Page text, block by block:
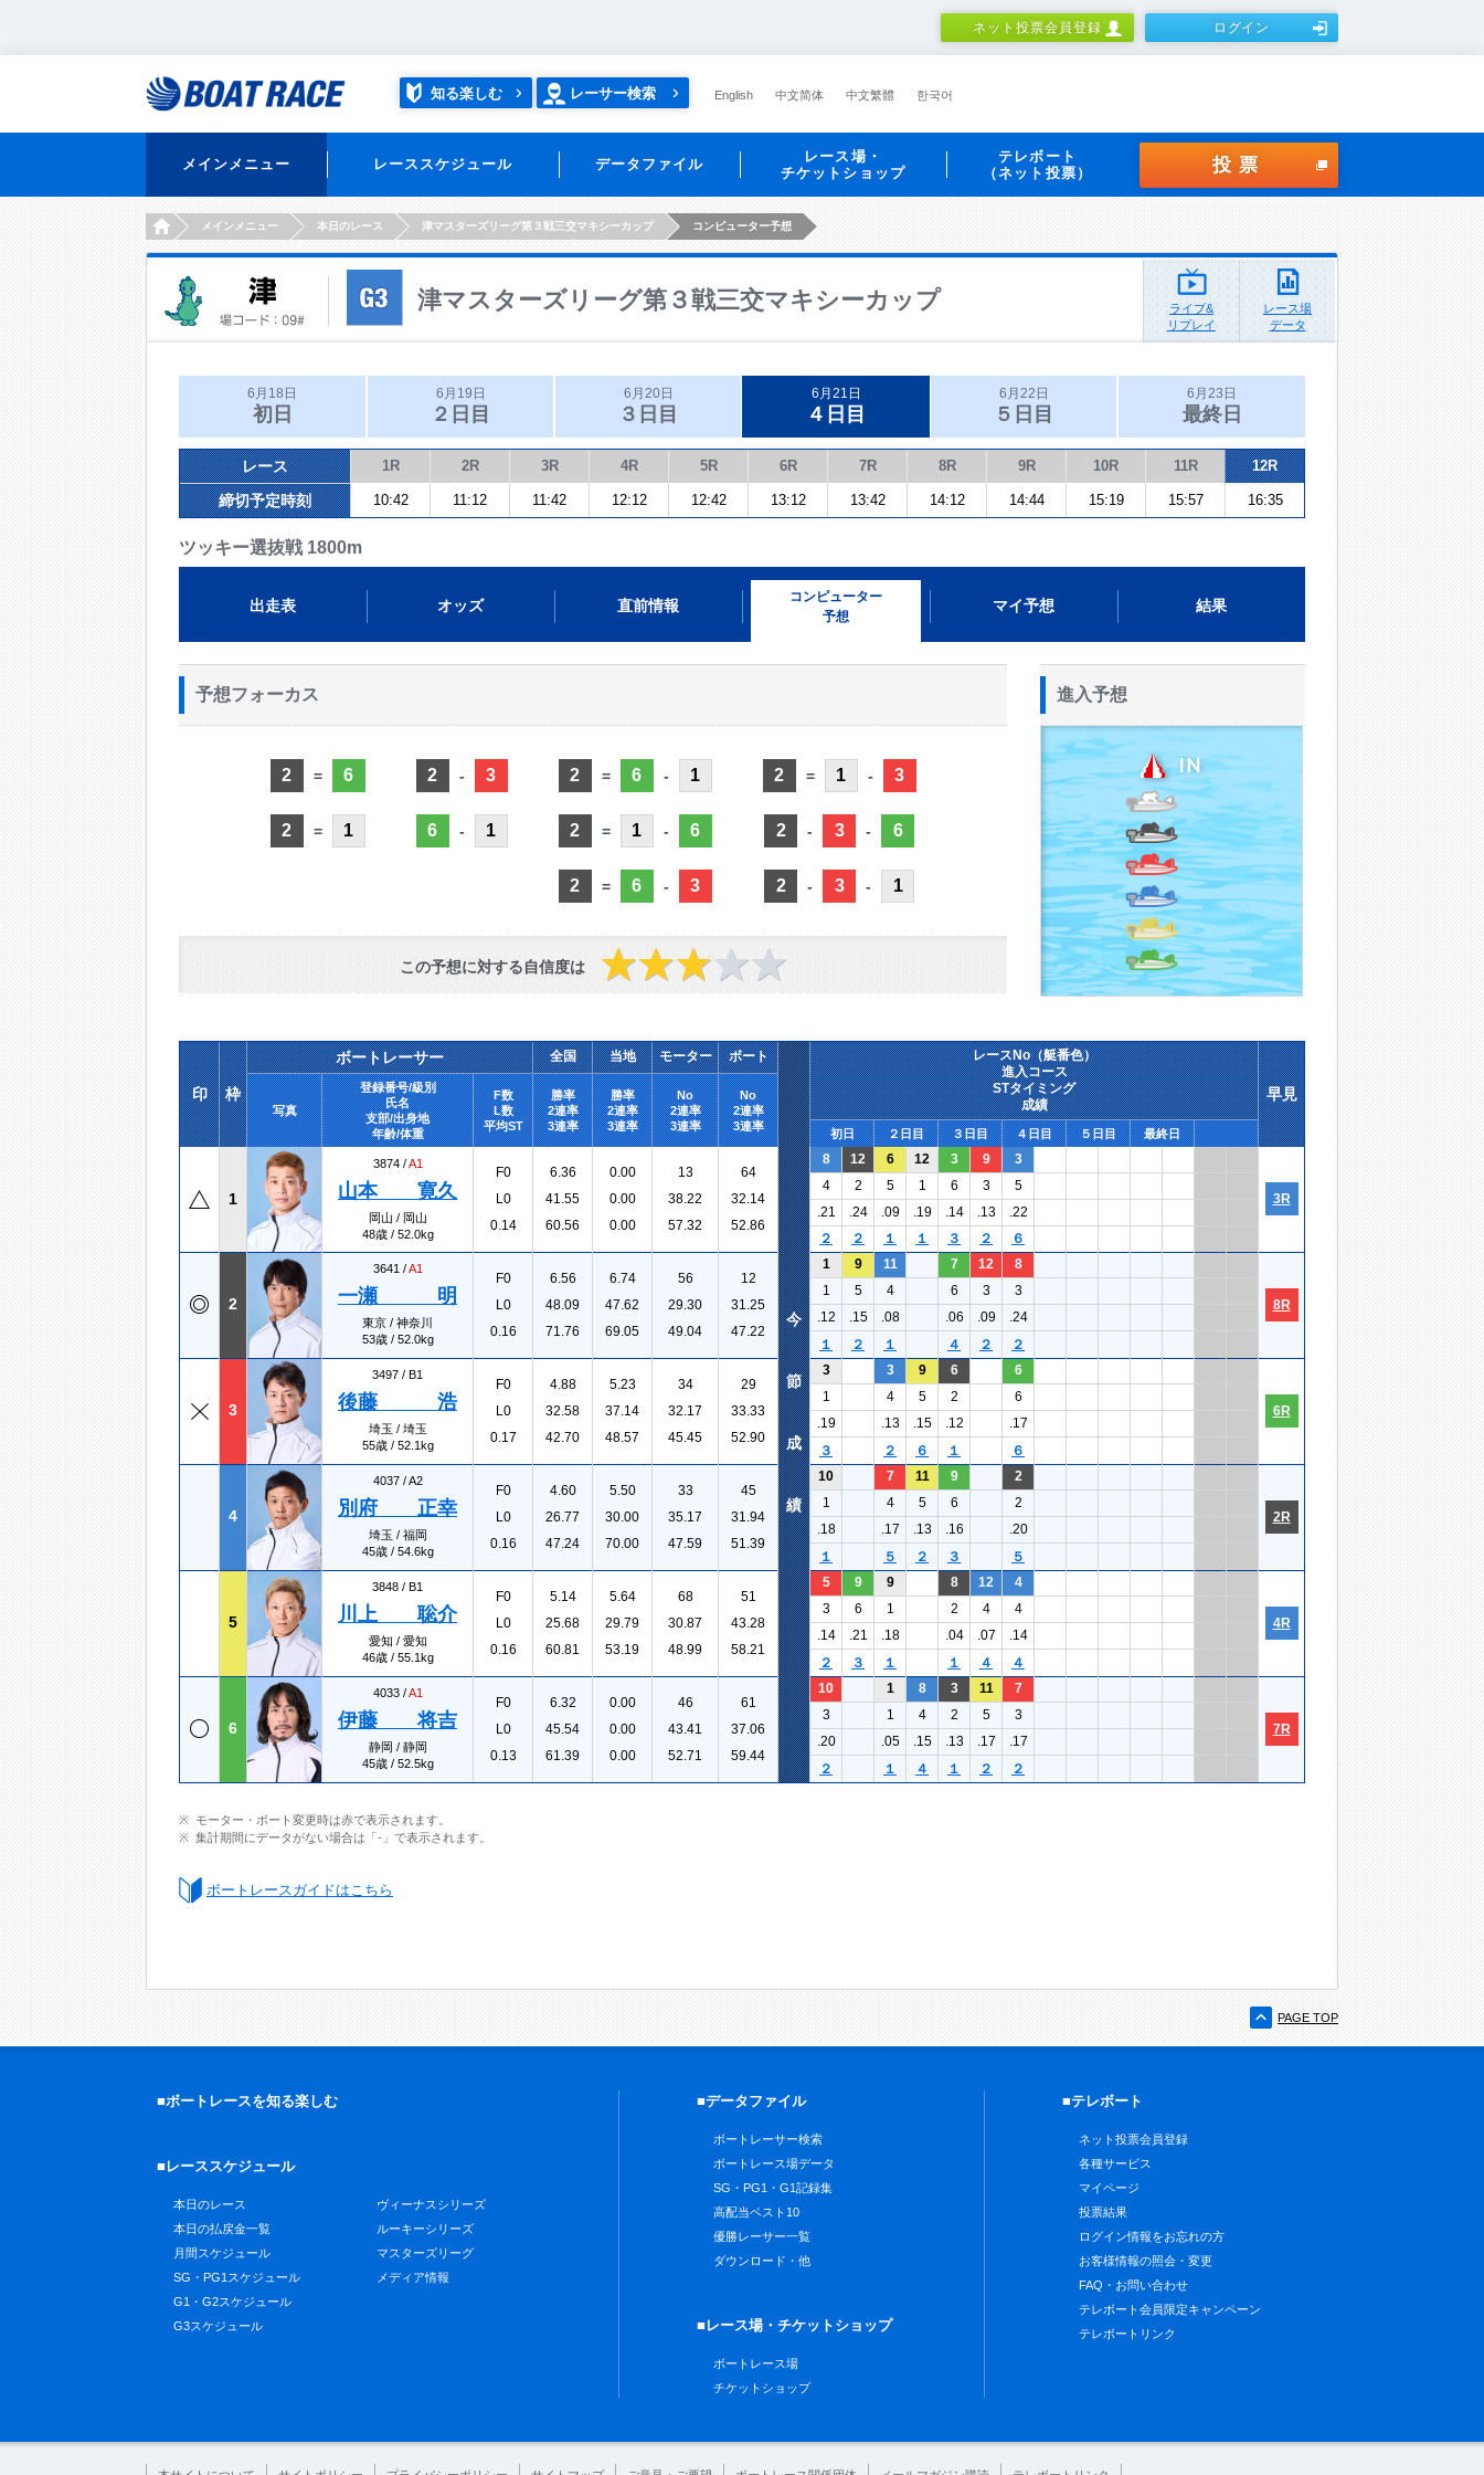
ネット投票会員登録 ログイン
知る楽しむ レーサー検索 English 中文简体 中文繁體 한국어
メインメニュー レーススケジュール データファイル
レース場・
チケットショップ
テレボート
（ネット投票）
投票
HOMEメインメニュー 本日のレース 津マスターズリーグ第３戦三交マキシーカップ コンピューター予想
津マスターズリーグ第３戦三交マキシーカップ
ライブ&
リプレイ
レース場
データ
6月18日
初日
6月19日
２日目
6月20日
３日目
6月21日
４日目
6月22日
５日目
6月23日
最終日
レース 1R 2R 3R 4R 5R 6R 7R 8R 9R 10R 11R 12R
締切予定時刻 10:42 11:12 11:42 12:12 12:42 13:12 13:42 14:12 14:44 15:19 15:57 16:35
ツッキー選抜戦 1800m
出走表 オッズ 直前情報
コンピューター
予想
マイ予想 結果
予想フォーカス
2 = 6
2 = 1
2 - 3
6 - 1
2 = 6 - 1
2 = 1 - 6
2 = 6 - 3
2 = 1 - 3
2 - 3 - 6
2 - 3 - 1
この予想に対する自信度は
進入予想
印 枠
ボートレーサー 全国 当地 モーター ボート
レースNo（艇番色）
進入コース
STタイミング
成績
早見
写真
登録番号/級別
氏名
支部/出身地
年齢/体重
F数
L数
平均ST
勝率
2連率
3連率
勝率
2連率
3連率
No
2連率
3連率
No
2連率
3連率
初日 ２日目 ３日目 ４日目 ５日目 最終日
1
3874 /A1
山本 寛久
岡山 / 岡山
48歳 / 52.0kg
F0
L0
0.14
6.36
41.55
60.56
0.00
0.00
0.00
13
38.22
57.32
64
32.14
52.86
8 12 6 12 3 9 3
3R
4 2 5 1 6 3
5
.21
.24 .09 .19 .14 .13
.22
２
２ １ １ ３ ２ ６
2
3641 /A1
一瀬 明
東京 / 神奈川
53歳 / 52.0kg
F0
L0
0.16
6.56
48.09
71.76
6.74
47.62
69.05
56
29.30
49.04
12
31.25
47.22
1 9 11 7 12 8
8R
1 5 4 6 3
3
.12
.15 .08 .06 .09
.24
１
２ １ ４ ２ ２
3
3497 / B1
後藤 浩
埼玉 / 埼玉
55歳 / 52.1kg
F0
L0
0.17
4.88
32.58
42.70
5.23
37.14
48.57
34
32.17
45.45
29
33.33
52.90
3 3 9 6 6
6R
1 4 5 2
6
.19
.13 .15 .12
.17
３
２ ６ １ ６
4
4037 /A2
別府 正幸
埼玉 / 福岡
45歳 / 54.6kg
F0
L0
0.16
4.60
26.77
47.24
5.50
30.00
70.00
33
35.17
47.59
45
31.94
51.39
10 7 11 9 2
2R
1 4 5 6
2
.18
.17 .13 .16
.20
１
５ ２ ３ ５
5
3848 / B1
川上 聡介
愛知 / 愛知
46歳 / 55.1kg
F0
L0
0.16
5.14
25.68
60.81
5.64
29.79
53.19
68
30.87
48.99
51
43.28
58.21
5 9 9 8 12 4
4R
3 6 1 2 4
4
.14
.21 .18 .04 .07
.14
２
３ １ １ ４ ４
6
4033 /A1
伊藤 将吉
静岡 / 静岡
45歳 / 52.5kg
F0
L0
0.13
6.32
45.54
61.39
0.00
0.00
0.00
46
43.41
52.71
61
37.06
59.44
10 1 8 3 11 7
7R
3 1 4 2 5
3
.20
.05 .15 .13 .17
.17
２
１ ４ １ ２ ２
今
節
成
績
モーター・ボート変更時は赤で表示されます。
集計期間にデータがない場合は「-」で表示されます。
ボートレースガイドはこちら
PAGE TOP
■ボートレースを知る楽しむ
■レーススケジュール
本日のレース
本日の払戻金一覧
月間スケジュール
SG・PG1スケジュール
G1・G2スケジュール
G3スケジュール
ヴィーナスシリーズ
ルーキーシリーズ
マスターズリーグ
メディア情報
■データファイル
ボートレーサー検索
ボートレース場データ
SG・PG1・G1記録集
高配当ベスト10
優勝レーサー一覧
ダウンロード・他
■レース場・チケットショップ
ボートレース場
チケットショップ
■テレボート
ネット投票会員登録
各種サービス
マイページ
投票結果
ログイン情報をお忘れの方
お客様情報の照会・変更
FAQ・お問い合わせ
テレボート会員限定キャンペーン
テレボートリンク